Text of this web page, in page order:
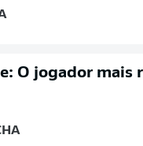
O jogador mais